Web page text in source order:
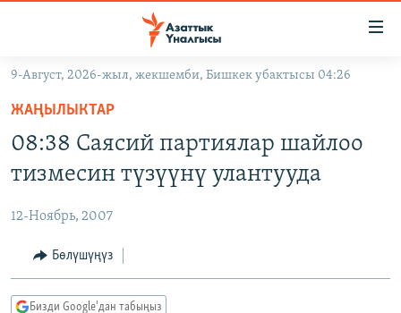
Навигацияга
өтүңүз
салыңыз
ЭКОНОМИКА
МАДАНИЯТ
БОРБОР АЗИЯ
АТАЙЫН ИЛИКТӨӨ
ТВ ПРОГРАММАЛАР
9-Август, 2026-жыл, жекшемби, Бишкек убактысы 04:26
ЖАҢЫЛЫКТАР
08:38 Саясий партиялар шайлоо
тизмесин түзүүнү улантууда
12-Ноябрь, 2007
Бөлүшүңүз
Бизди Google'дан табыңыз